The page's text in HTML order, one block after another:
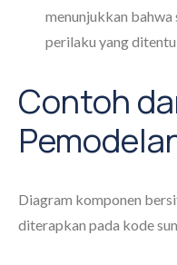
menunjukkan bahwa
perilaku yang
Contoh
Diagram komponen
diterapkan pada kode